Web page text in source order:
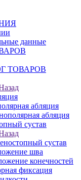
данные
ТОВАРОВ
абляция
абляция
сустав
сустав
шва
конечностей
фиксация